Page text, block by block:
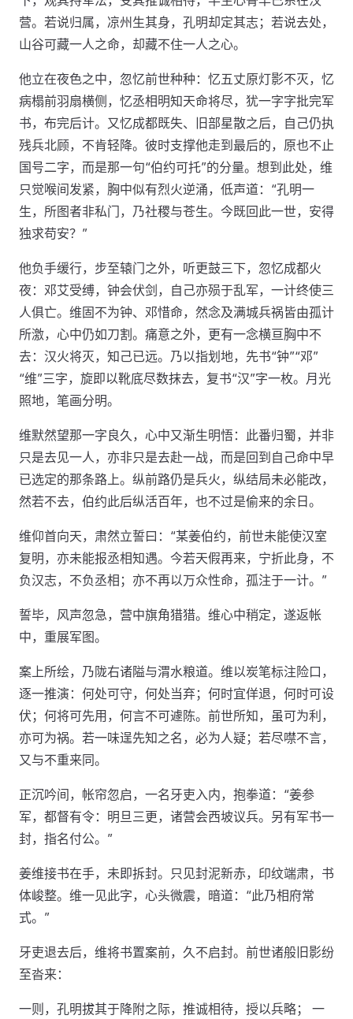
营。若说归属，凉州生其身，孔明却定其志；若说去处，
山谷可藏一人之命，却藏不住一人之心。
他立在夜色之中，忽忆前世种种：忆五丈原灯影不灭，忆
病榻前羽扇横侧，忆丞相明知天命将尽，犹一字字批完军
书，布完后计。又忆成都既失、旧部星散之后，自己仍执
残兵北顾，不肯轻降。彼时支撑他走到最后的，原也不止
国号二字，而是那一句“伯约可托”的分量。想到此处，维
只觉喉间发紧，胸中似有烈火逆涌，低声道：“孔明一
生，所图者非私门，乃社稷与苍生。今既回此一世，安得
独求苟安？”
他负手缓行，步至辕门之外，听更鼓三下，忽忆成都火
夜：邓艾受缚，钟会伏剑，自己亦殒于乱军，一计终使三
人俱亡。维固不为钟、邓惜命，然念及满城兵祸皆由孤计
所激，心中仍如刀割。痛意之外，更有一念横亘胸中不
去：汉火将灭，知己已远。乃以指划地，先书“钟”“邓”
“维”三字，旋即以靴底尽数抹去，复书“汉”字一枚。月光
照地，笔画分明。
维默然望那一字良久，心中又渐生明悟：此番归蜀，并非
只是去见一人，亦非只是去赴一战，而是回到自己命中早
已选定的那条路上。纵前路仍是兵火，纵结局未必能改，
然若不去，伯约此后纵活百年，也不过是偷来的余日。
维仰首向天，肃然立誓曰：“某姜伯约，前世未能使汉室
复明，亦未能报丞相知遇。今若天假再来，宁折此身，不
负汉志，不负丞相；亦不再以万众性命，孤注于一计。”
誓毕，风声忽急，营中旗角猎猎。维心中稍定，遂返帐
中，重展军图。
案上所绘，乃陇右诸隘与渭水粮道。维以炭笔标注险口，
逐一推演：何处可守，何处当弃；何时宜佯退，何时可设
伏；何将可先用，何言不可遽陈。前世所知，虽可为利，
亦可为祸。若一味逞先知之名，必为人疑；若尽噤不言，
又与不重来同。
正沉吟间，帐帘忽启，一名牙吏入内，抱拳道：“姜参
军，都督有令：明旦三更，诸营会西坡议兵。另有军书一
封，指名付公。”
姜维接书在手，未即拆封。只见封泥新赤，印纹端肃，书
体峻整。维一见此字，心头微震，暗道：“此乃相府常
式。”
牙吏退去后，维将书置案前，久不启封。前世诸般旧影纷
至沓来：
一则，孔明拔其于降附之际，推诚相待，授以兵略； 一